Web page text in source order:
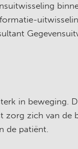
in beweging.
zorg zich van de
de patiënt.